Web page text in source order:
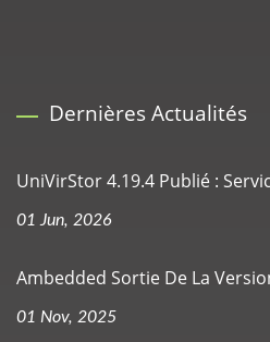
Dernières Actualités
UniVirStor 4.19.4 Publié :
01 Jun, 2026
Ambedded Sortie De La
01 Nov, 2025